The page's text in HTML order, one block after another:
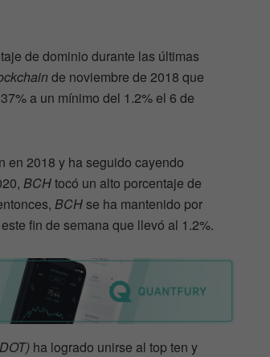
de dominio durante las últimas
de noviembre de 2018 que
a un mínimo del 1.2% el 6 de
en 2018 y ha seguido cayendo
BCHtocó un alto porcentaje de
BCHse ha mantenido por
fin de semana que llevó al 1.2%.
ha logrado unirse al top ten y